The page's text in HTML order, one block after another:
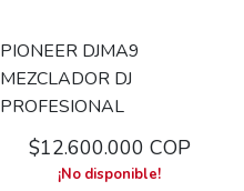
PIONEER DJMA9
MEZCLADOR DJ
PROFESIONAL
$12.600.000 COP
¡No disponible!